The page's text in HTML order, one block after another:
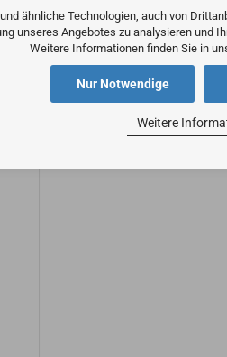
ähnliche Technologien, auch von
unseres Angebotes zu analysieren und
Weitere Informationen finden Sie in
Nur Notwendige
Weitere